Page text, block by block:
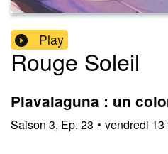
Play
Rouge Soleil
Plavalaguna : un
Saison 3, Ep. 23 • vendredi